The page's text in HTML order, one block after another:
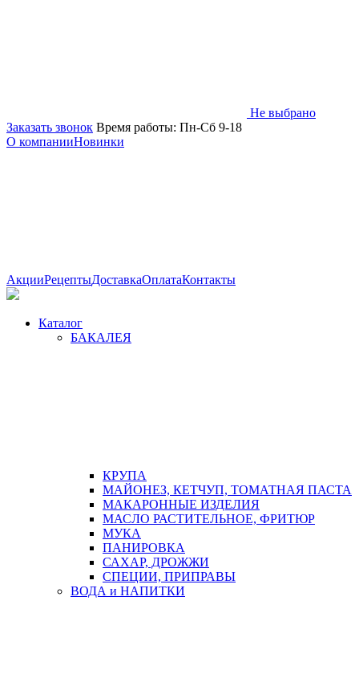
Не выбрано
Заказать звонок Время работы: Пн-Сб 9-18
О компанииНовинки
АкцииРецептыДоставкаОплатаКонтакты
Каталог
БАКАЛЕЯ
КРУПА
МАЙОНЕЗ, КЕТЧУП, ТОМАТНАЯ ПАСТА
МАКАРОННЫЕ ИЗДЕЛИЯ
МАСЛО РАСТИТЕЛЬНОЕ, ФРИТЮР
МУКА
ПАНИРОВКА
САХАР, ДРОЖЖИ
СПЕЦИИ, ПРИПРАВЫ
ВОДА и НАПИТКИ